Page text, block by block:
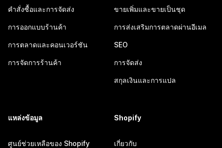
คำสั่งซื้อและการจัดส่ง
การออกแบบร้านค้า
การตลาดและคอนเวอร์ชัน
การจัดการร้านค้า
ขายเพิ่มและขายเป็นชุด
การส่งเสริมการตลาดผ่านอีเมล
SEO
การจัดส่ง
สกุลเงินและการแปล
แหล่งข้อมูล
ศูนย์ช่วยเหลือของ Shopify
Shopify
เกี่ยวกับ